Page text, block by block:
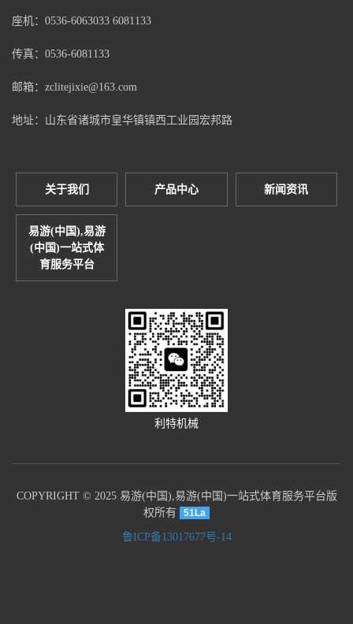
座机：0536-6063033 6081133
传真：0536-6081133
邮箱：zclitejixie@163.com
地址：山东省诸城市皇华镇镇西工业园宏邦路
关于我们 产品中心 新闻资讯
易游(中国),易游
(中国)一站式体
育服务平台
利特机械
COPYRIGHT © 2025 易游(中国),易游(中国)一站式体育服务平台版
权所有
51La
鲁ICP备13017677号-14